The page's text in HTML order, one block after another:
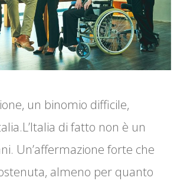
un binomio difficile,
di fatto non è un
Un’affermazione forte che
almeno per quanto